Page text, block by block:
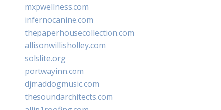
mxpwellness.com
infernocanine.com
thepaperhousecollection.com
allisonwillisholley.com
solslite.org
portwayinn.com
djmaddogmusic.com
thesoundarchitects.com